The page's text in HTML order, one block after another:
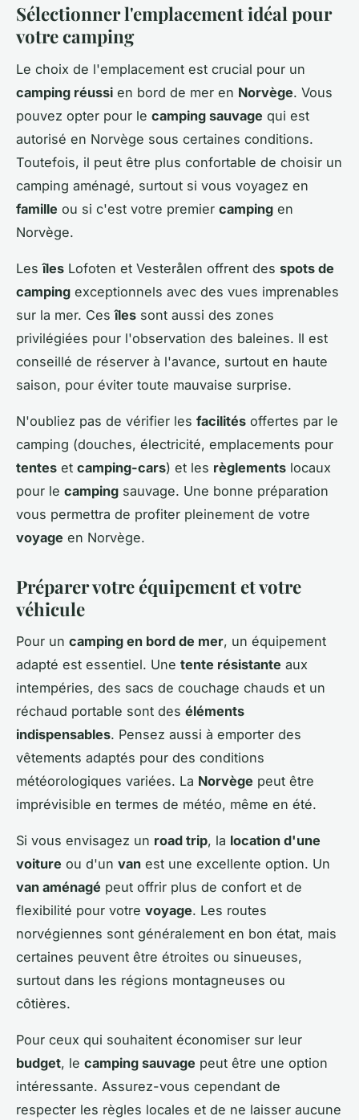
Sélectionner l'emplacement idéal pour
votre camping
Le choix de l'emplacement est crucial pour un
camping réussi en bord de mer en Norvège. Vous
pouvez opter pour le camping sauvage qui est
autorisé en Norvège sous certaines conditions.
Toutefois, il peut être plus confortable de choisir un
camping aménagé, surtout si vous voyagez en
famille ou si c'est votre premier camping en
Norvège.
Lesîles Lofoten et Vesterålen offrent des spots de
camping exceptionnels avec des vues imprenables
sur la mer. Cesîles sont aussi des zones
privilégiées pour l'observation des baleines. Il est
conseillé de réserver à l'avance, surtout en haute
saison, pour éviter toute mauvaise surprise.
N'oubliez pas de vérifier les facilités offertes par le
camping (douches, électricité, emplacements pour
tentes et camping-cars) et les règlements locaux
pour le camping sauvage. Une bonne préparation
vous permettra de profiter pleinement de votre
voyage en Norvège.
Préparer votre équipement et votre
véhicule
Pour un camping en bord de mer, un équipement
adapté est essentiel. Une tente résistante aux
intempéries, des sacs de couchage chauds et un
réchaud portable sont des éléments
indispensables. Pensez aussi à emporter des
vêtements adaptés pour des conditions
météorologiques variées. La Norvège peut être
imprévisible en termes de météo, même en été.
Si vous envisagez un road trip, la location d'une
voiture ou d'un van est une excellente option. Un
van aménagé peut offrir plus de confort et de
flexibilité pour votre voyage. Les routes
norvégiennes sont généralement en bon état, mais
certaines peuvent être étroites ou sinueuses,
surtout dans les régions montagneuses ou
côtières.
Pour ceux qui souhaitent économiser sur leur
budget, le camping sauvage peut être une option
intéressante. Assurez-vous cependant de
respecter les règles locales et de ne laisser aucune